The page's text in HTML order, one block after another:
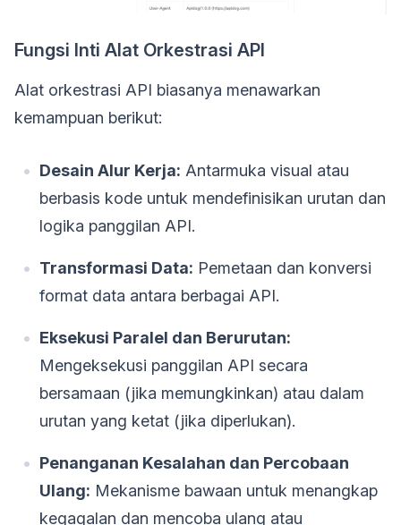
Fungsi Inti Alat Orkestrasi API
Alat orkestrasi API biasanya menawarkan
kemampuan berikut:
Desain Alur Kerja: Antarmuka visual atau
berbasis kode untuk mendefinisikan urutan dan
logika panggilan API.
Transformasi Data: Pemetaan dan konversi
format data antara berbagai API.
Eksekusi Paralel dan Berurutan:
Mengeksekusi panggilan API secara
bersamaan (jika memungkinkan) atau dalam
urutan yang ketat (jika diperlukan).
Penanganan Kesalahan dan Percobaan
Ulang: Mekanisme bawaan untuk menangkap
kegagalan dan mencoba ulang atau